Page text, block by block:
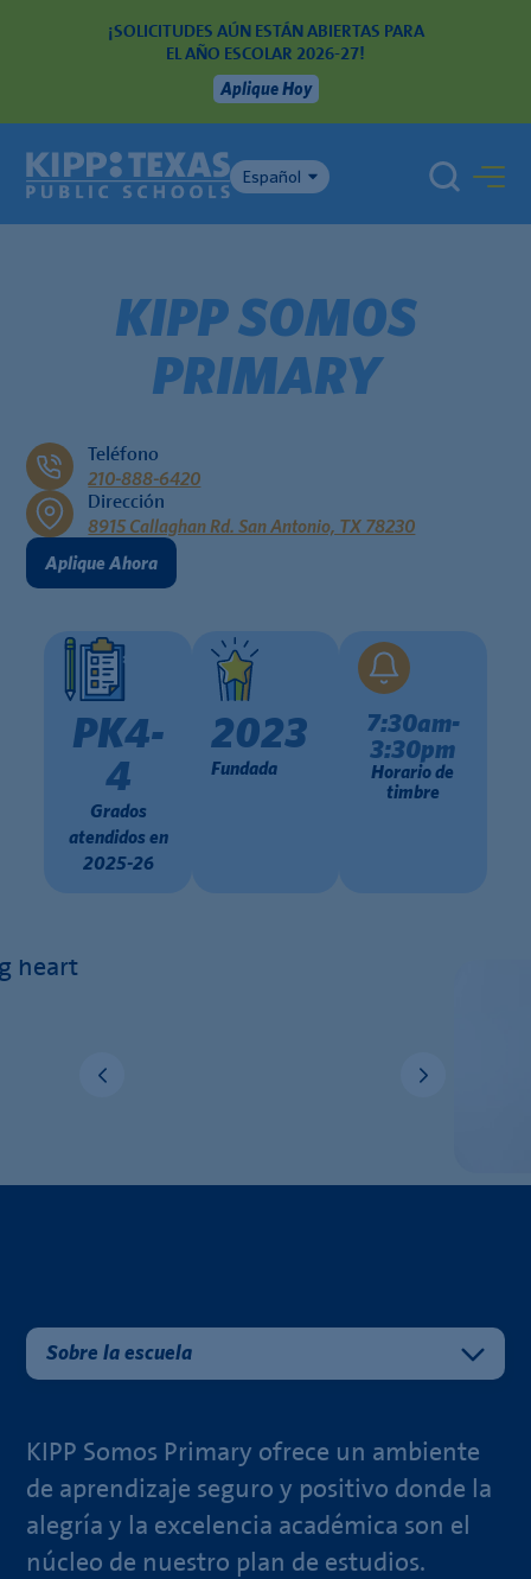
¡SOLICITUDES AÚN ESTÁN ABIERTAS PARA
EL AÑO ESCOLAR 2026-27!
Aplique Hoy
Español
KIPP SOMOS
PRIMARY
Teléfono
210-888-6420
Dirección
8915 Callaghan Rd. San Antonio, TX 78230
Aplique Ahora
Grados
atendidos en
2025-26
PK4-
4
Fundada
2023
Horario de
timbre
7:30am-
3:30pm
Sobre la escuela
KIPP Somos Primary ofrece un ambiente
de aprendizaje seguro y positivo donde la
alegría y la excelencia académica son el
núcleo de nuestro plan de estudios.